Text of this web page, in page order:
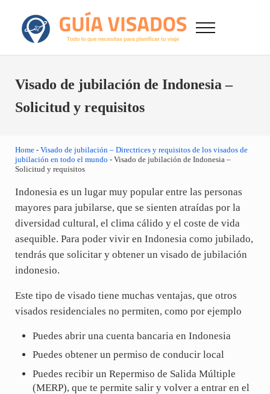
GuiaVisado.com - Guía de visados de viaje en
Otro sitio realizado con WordPress
Menu
Visado de jubilación de Indonesia –
Solicitud y requisitos
Home- Visado de jubilación – Directrices y requisitos de los visados de
jubilación en todo el mundo - Visado de jubilación de Indonesia –
Solicitud y requisitos
Indonesia es un lugar muy popular entre las personas
mayores para jubilarse, que se sienten atraídas por la
diversidad cultural, el clima cálido y el coste de vida
asequible. Para poder vivir en Indonesia como jubilado,
tendrás que solicitar y obtener un visado de jubilación
indonesio.
Este tipo de visado tiene muchas ventajas, que otros
visados residenciales no permiten, como por ejemplo
Puedes abrir una cuenta bancaria en Indonesia
Puedes obtener un permiso de conducir local
Puedes recibir un Repermiso de Salida Múltiple
(MERP), que te permite salir y volver a entrar en el